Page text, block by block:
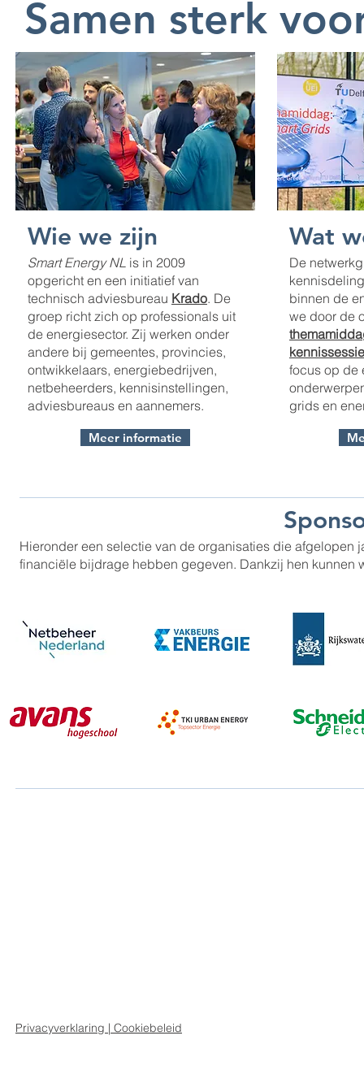
Samen sterk
Wie we zijn
Smart Energy NL is in 2009
opgericht en een initiatief van
technisch adviesbureau Krado. De
groep richt zich op professionals uit
de energiesector. Zij werken onder
andere bij gemeentes, provincies,
ontwikkelaars, energiebedrijven,
netbeheerders, kennisinstellingen,
adviesbureaus en aannemers.
Meer informatie
Wat
De
binnen de
we door de
focus op de
grids en
Hieronder een selectie van de organisaties die afgelopen
financiële bijdrage hebben gegeven. Dankzij hen
Privacyverklaring | Cookiebeleid